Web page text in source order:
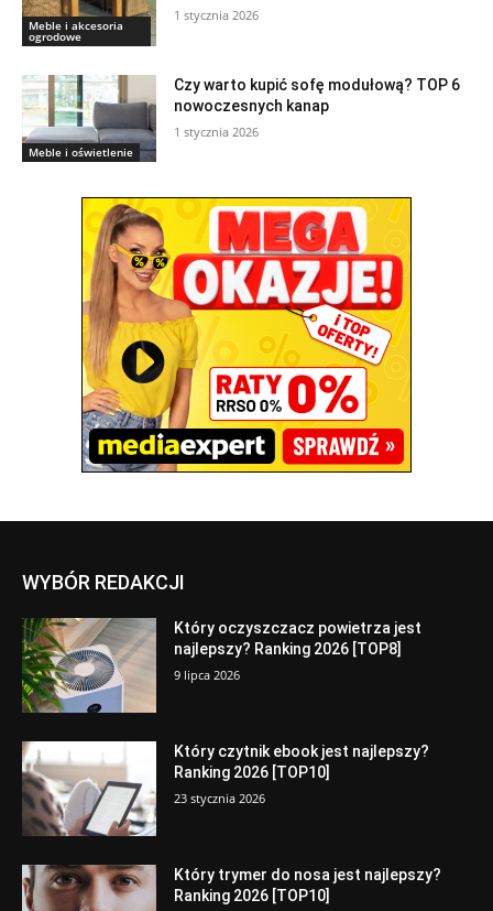
Meble i akcesoria
ogrodowe
1 stycznia 2026
Meble i oświetlenie
Czy warto kupić sofę modułową? TOP 6
nowoczesnych kanap
1 stycznia 2026
WYBÓR REDAKCJI
Który oczyszczacz powietrza jest
najlepszy? Ranking 2026 [TOP8]
9 lipca 2026
Który czytnik ebook jest najlepszy?
Ranking 2026 [TOP10]
23 stycznia 2026
Który trymer do nosa jest najlepszy?
Ranking 2026 [TOP10]